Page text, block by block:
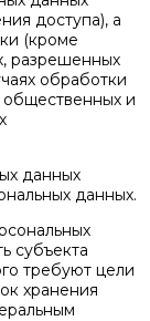
доступа), а
(кроме
разрешенных
обработки
общественных и
данных
данных.
субъекта
требуют цели
хранения